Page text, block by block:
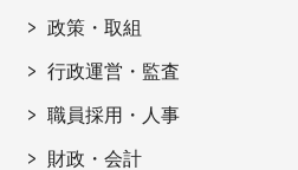
政策・取組
行政運営・監査
職員採用・人事
財政・会計